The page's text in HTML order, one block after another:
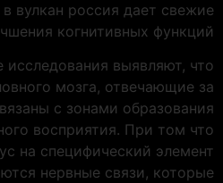
вулкан россия дает свежие
когнитивных функций.
исследования выявляют, что
мозга, отвечающие за
с зонами образования
восприятия. При том что
на специфический элемент
нервные связи, которые